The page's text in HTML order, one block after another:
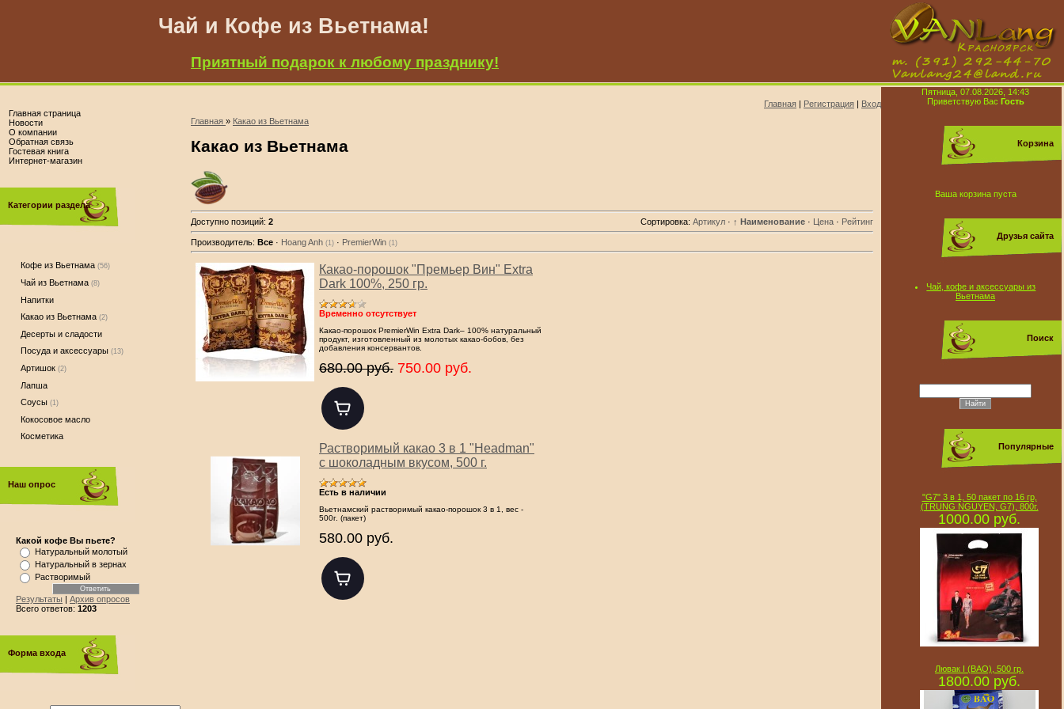
Чай и Кофе из Вьетнама!
Приятный подарок к любому празднику!
Главная | Регистрация | Вход
Главная страница
Новости
О компании
Обратная связь
Гостевая книга
Интернет-магазин
Категории раздела
Кофе из Вьетнама (56)
Чай из Вьетнама (8)
Напитки
Какао из Вьетнама (2)
Десерты и сладости
Посуда и аксессуары (13)
Артишок (2)
Лапша
Соусы (1)
Кокосовое масло
Косметика
Наш опрос
Какой кофе Вы пьете?
Натуральный молотый
Натуральный в зернах
Растворимый
Результаты | Архив опросов
Всего ответов: 1203
Форма входа
Главная » Какао из Вьетнама
Какао из Вьетнама
Доступно позиций: 2 Сортировка: Артикул · ↑ Наименование · Цена · Рейтинг
Производитель: Все · Hoang Anh (1) · PremierWin (1)
Какао-порошок "Премьер Вин" Extra
Dark 100%, 250 гр.
Временно отсутствует
Какао-порошок PremierWin Extra Dark– 100% натуральный
продукт, изготовленный из молотых какао-бобов, без
добавления консервантов.
680.00 руб. 750.00 руб.
Растворимый какао 3 в 1 "Headman"
с шоколадным вкусом, 500 г.
Есть в наличии
Вьетнамский растворимый какао-порошок 3 в 1, вес -
500г. (пакет)
580.00 руб.
Пятница, 07.08.2026, 14:43
Приветствую Вас Гость
Корзина
Ваша корзина пуста
Друзья сайта
Чай, кофе и аксессуары из
Вьетнама
Поиск
Популярные
"G7" 3 в 1, 50 пакет по 16 гр,
(TRUNG NGUYEN, G7), 800г.
1000.00 руб.
Лювак I (BAO), 500 гр.
1800.00 руб.